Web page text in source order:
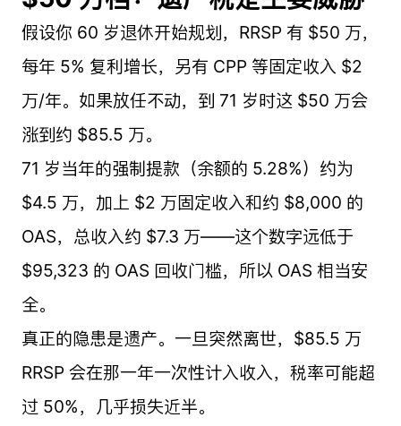
假设你 60 岁退休开始规划，RRSP 有 $50 万，
每年 5% 复利增长，另有 CPP 等固定收入 $2
万/年。如果放任不动，到 71 岁时这 $50 万会
涨到约 $85.5 万。
71 岁当年的强制提款（余额的 5.28%）约为
$4.5 万，加上 $2 万固定收入和约 $8,000 的
OAS，总收入约 $7.3 万——这个数字远低于
$95,323 的 OAS 回收门槛，所以 OAS 相当安
全。
真正的隐患是遗产。一旦突然离世，$85.5 万
RRSP 会在那一年一次性计入收入，税率可能超
过 50%，几乎损失近半。